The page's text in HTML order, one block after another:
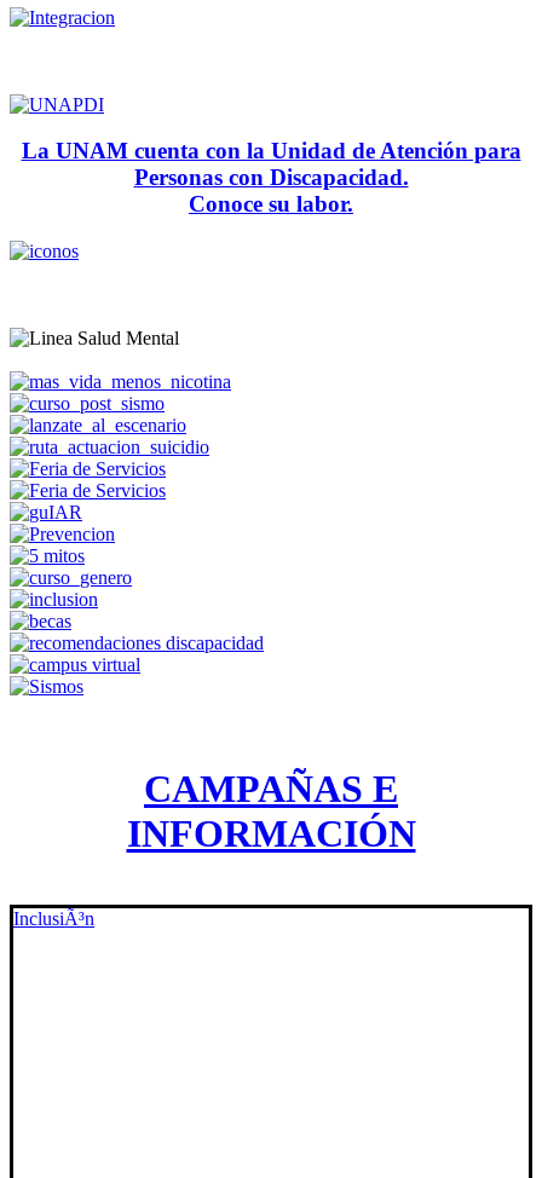
La UNAM cuenta con la Unidad de Atención para
Personas con Discapacidad.
Conoce su labor.
CAMPAÑAS E
INFORMACIÓN
InclusiÃ³n